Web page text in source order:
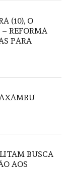
(10), O
REFORMA
PARA
BUSCA
AOS